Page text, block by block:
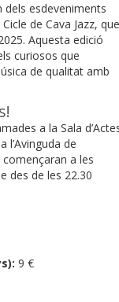
dels esdeveniments
de Cava Jazz, que
Aquesta edició
curiosos que
de qualitat amb
a la Sala
l’Avinguda de
a les
des de les 22.30
9 €